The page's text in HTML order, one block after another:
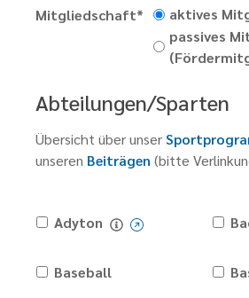
Mitgliedschaft*
aktives
passives
Abteilungen/Sparten
Übersicht über unser
unseren Beiträgen (bitte
Adyton
Baseball